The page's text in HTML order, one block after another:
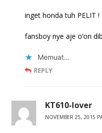
inget honda tuh PELIT !
fansboy nye aje o’on
Memuat...
REPLY
KT610-lover
NOVEMBER 25, 2015